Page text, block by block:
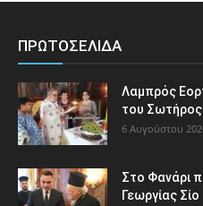
ΠΡΩΤΟΣΕΛΙΔΑ
Λαμπρός
του Σωτήρος
6 Αυγούστου
Στο Φανάρι
Γεωργίας Σίο